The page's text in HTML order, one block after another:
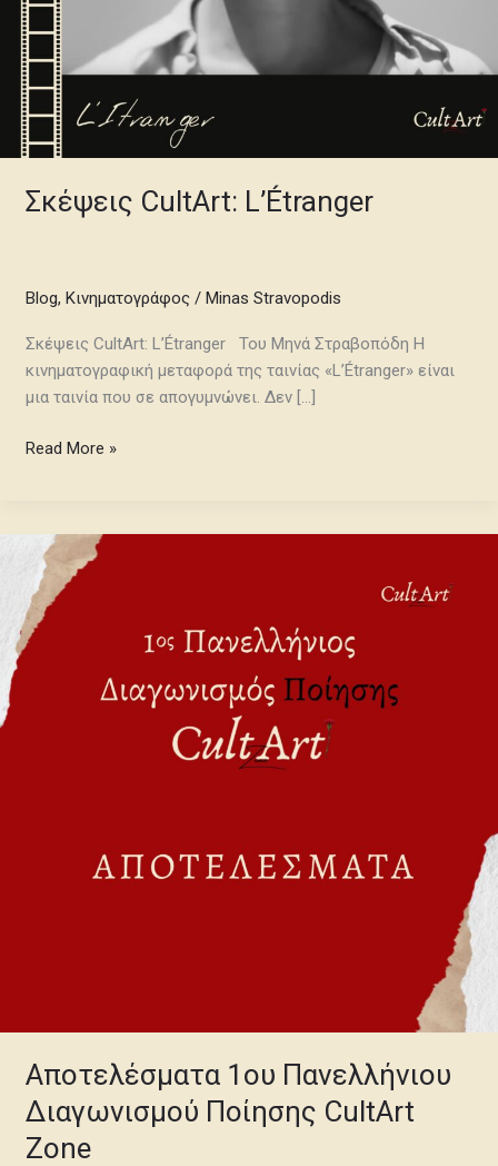
Σκέψεις CultArt: L’Étranger
Blog, Κινηματογράφος/ Minas Stravopodis
Σκέψεις CultArt: L’Étranger Του Μηνά Στραβοπόδη Η
κινηματογραφική μεταφορά της ταινίας «L’Étranger» είναι
μια ταινία που σε απογυμνώνει. Δεν […]
Read More »
Αποτελέσματα 1ου Πανελλήνιου
Διαγωνισμού Ποίησης CultArt
Zone
Αποτελέσματα
1ου
Πανελλήνιου
Διαγωνισμού
Ποίησης